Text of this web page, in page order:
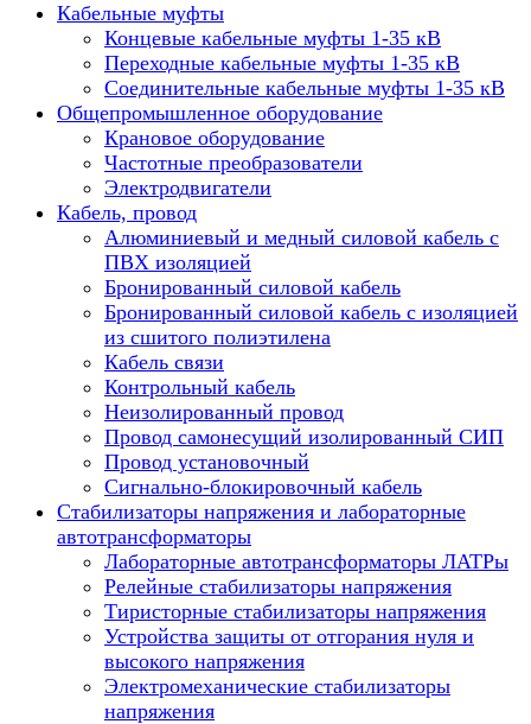
Кабельные муфты
Концевые кабельные муфты 1-35 кВ
Переходные кабельные муфты 1-35 кВ
Соединительные кабельные муфты 1-35 кВ
Общепромышленное оборудование
Крановое оборудование
Частотные преобразователи
Электродвигатели
Кабель, провод
Алюминиевый и медный силовой кабель с
ПВХ изоляцией
Бронированный силовой кабель
Бронированный силовой кабель с изоляцией
из сшитого полиэтилена
Кабель связи
Контрольный кабель
Неизолированный провод
Провод самонесущий изолированный СИП
Провод установочный
Сигнально-блокировочный кабель
Стабилизаторы напряжения и лабораторные
автотрансформаторы
Лабораторные автотрансформаторы ЛАТРы
Релейные стабилизаторы напряжения
Тиристорные стабилизаторы напряжения
Устройства защиты от отгорания нуля и
высокого напряжения
Электромеханические стабилизаторы
напряжения